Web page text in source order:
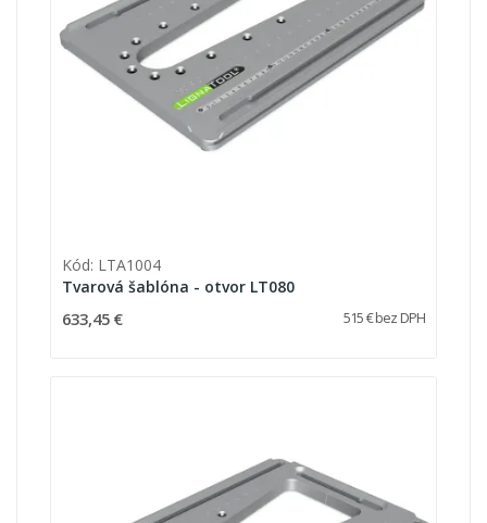
Kód: LTA1004
Tvarová šablóna - otvor LT080
633,45 € 515 € bez DPH